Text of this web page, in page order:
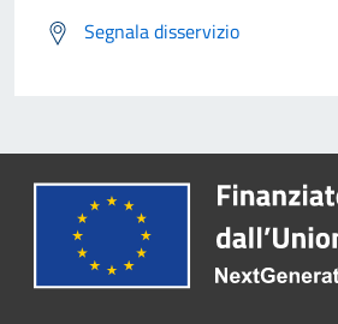
Segnala disservizio